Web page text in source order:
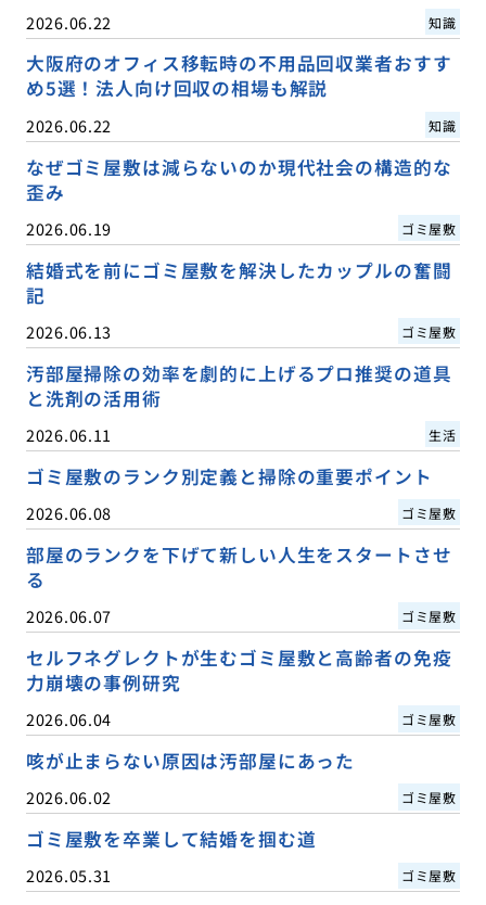
2026.06.22 知識
大阪府のオフィス移転時の不用品回収業者おすす
め5選！法人向け回収の相場も解説
2026.06.22 知識
なぜゴミ屋敷は減らないのか現代社会の構造的な
歪み
2026.06.19 ゴミ屋敷
結婚式を前にゴミ屋敷を解決したカップルの奮闘
記
2026.06.13 ゴミ屋敷
汚部屋掃除の効率を劇的に上げるプロ推奨の道具
と洗剤の活用術
2026.06.11 生活
ゴミ屋敷のランク別定義と掃除の重要ポイント
2026.06.08 ゴミ屋敷
部屋のランクを下げて新しい人生をスタートさせ
る
2026.06.07 ゴミ屋敷
セルフネグレクトが生むゴミ屋敷と高齢者の免疫
力崩壊の事例研究
2026.06.04 ゴミ屋敷
咳が止まらない原因は汚部屋にあった
2026.06.02 ゴミ屋敷
ゴミ屋敷を卒業して結婚を掴む道
2026.05.31 ゴミ屋敷